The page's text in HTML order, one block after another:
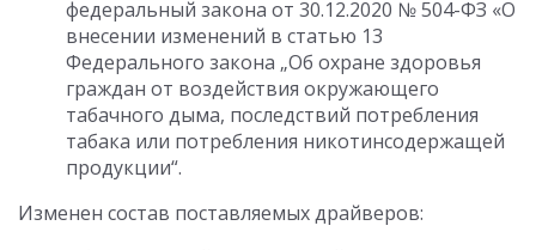
федеральный закона от 30.12.2020 № 504-ФЗ «О
внесении изменений в статью 13
Федерального закона „Об охране здоровья
граждан от воздействия окружающего
табачного дыма, последствий потребления
табака или потребления никотинсодержащей
продукции“.
Изменен состав поставляемых драйверов: